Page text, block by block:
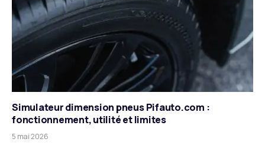
Simulateur dimension pneus Pifauto.com :
fonctionnement, utilité et limites
5 mai 2026